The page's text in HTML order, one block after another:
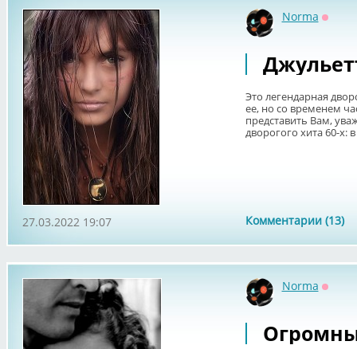
Norma
Это легендарная
ее, но со временем
представить Вам,
дворогого хита 60-х:
Комментарии (13)
27.03.2022 19:07
Norma